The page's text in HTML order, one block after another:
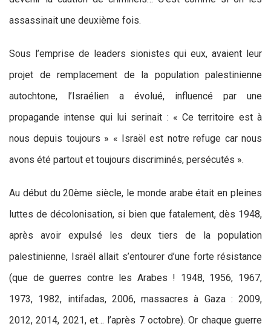
assassinait une deuxième fois.
Sous l’emprise de leaders sionistes qui eux, avaient leur
projet de remplacement de la population palestinienne
autochtone, l’Israélien a évolué, influencé par une
propagande intense qui lui serinait : « Ce territoire est à
nous depuis toujours » « Israël est notre refuge car nous
avons été partout et toujours discriminés, persécutés ».
Au début du 20ème siècle, le monde arabe était en pleines
luttes de décolonisation, si bien que fatalement, dès 1948,
après avoir expulsé les deux tiers de la population
palestinienne, Israël allait s’entourer d’une forte résistance
(que de guerres contre les Arabes ! 1948, 1956, 1967,
1973, 1982, intifadas, 2006, massacres à Gaza : 2009,
2012, 2014, 2021, et… l’après 7 octobre). Or chaque guerre